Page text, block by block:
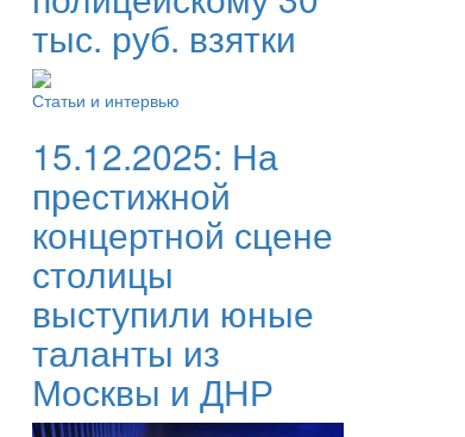
тыс. руб. взятки
Статьи и интервью
15.12.2025: На
престижной
концертной сцене
столицы
выступили юные
таланты из
Москвы и ДНР